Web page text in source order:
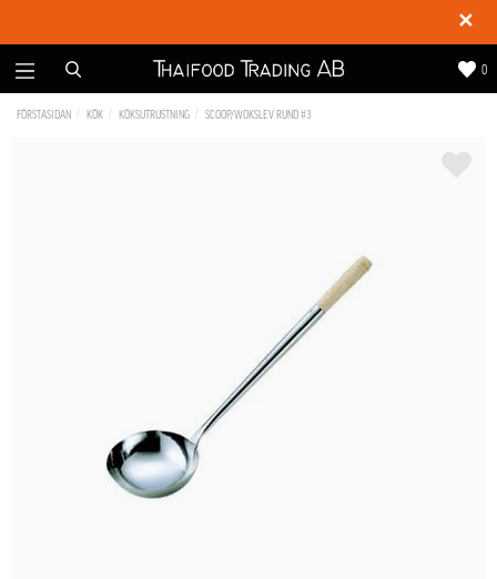
✕
0
FÖRSTASIDAN KÖK KÖKSUTRUSTNING SCOOP/WOKSLEV RUND #3